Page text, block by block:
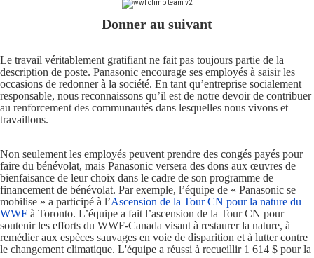
Donner au suivant
Le travail véritablement gratifiant ne fait pas toujours partie de la
description de poste. Panasonic encourage ses employés à saisir les
occasions de redonner à la société. En tant qu’entreprise socialement
responsable, nous reconnaissons qu’il est de notre devoir de contribuer
au renforcement des communautés dans lesquelles nous vivons et
travaillons.
Non seulement les employés peuvent prendre des congés payés pour
faire du bénévolat, mais Panasonic versera des dons aux œuvres de
bienfaisance de leur choix dans le cadre de son programme de
financement de bénévolat. Par exemple, l’équipe de « Panasonic se
mobilise » a participé à l’Ascension de la Tour CN pour la nature du
WWF à Toronto. L’équipe a fait l’ascension de la Tour CN pour
soutenir les efforts du WWF-Canada visant à restaurer la nature, à
remédier aux espèces sauvages en voie de disparition et à lutter contre
le changement climatique. L'équipe a réussi à recueillir 1 614 $ pour la